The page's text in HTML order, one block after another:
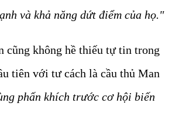
và khả năng dứt điểm của họ."
cũng không hề thiếu tự tin trong
tiên với tư cách là cầu thủ Man
phấn khích trước cơ hội biến